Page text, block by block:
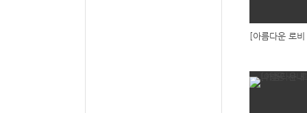
[아름다운 로